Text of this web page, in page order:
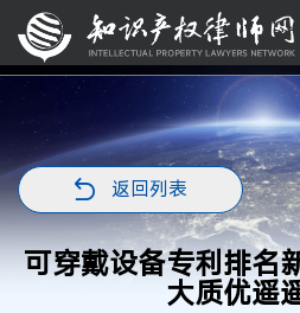
返回列表
可穿戴设备专利排名
大质优遥